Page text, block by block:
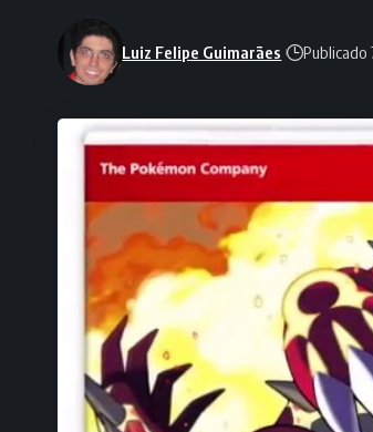
Luiz Felipe Guimarães Publicado